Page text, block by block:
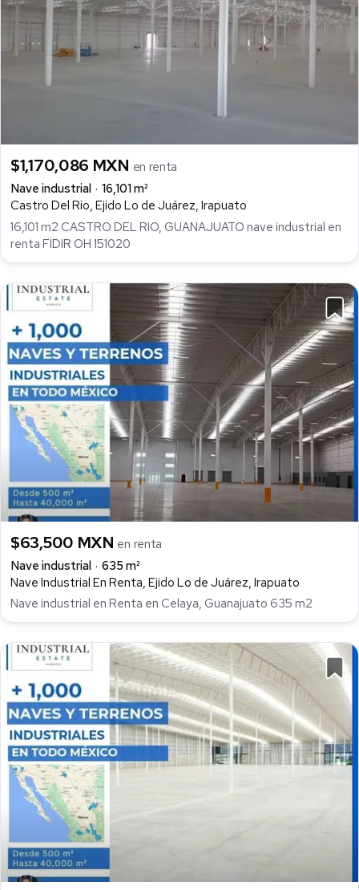
$1,170,086 MXN en renta
Nave industrial
16,101 m²
Castro Del Rio, Ejido Lo de Juárez, Irapuato
16,101 m2 CASTRO DEL RIO, GUANAJUATO nave industrial en
renta FIDIR OH 151020
$63,500 MXN en renta
Nave industrial
635 m²
Nave Industrial En Renta, Ejido Lo de Juárez, Irapuato
Nave industrial en Renta en Celaya, Guanajuato 635 m2